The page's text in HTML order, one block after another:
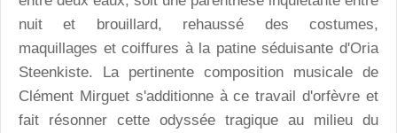
nuit et brouillard, rehaussé des costumes,
maquillages et coiffures à la patine séduisante d'Oria
Steenkiste. La pertinente composition musicale de
Clément Mirguet s'additionne à ce travail d'orfèvre et
fait résonner cette odyssée tragique au milieu du